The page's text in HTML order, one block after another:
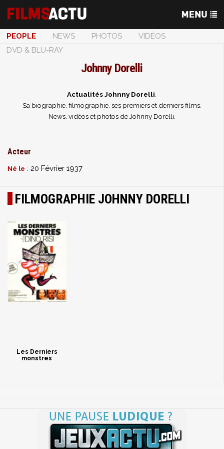
PEOPLE NEWS PHOTOS
VIDÉOS
DVD & BLU-RAY
Johnny Dorelli
Actualités Johnny Dorelli
Sa biographie, filmographie, ses premiers et derniers films.
News, vidéos et photos de Johnny Dorelli.
Acteur
Né le : 20 Février 1937
FILMOGRAPHIE JOHNNY DORELLI
Les Derniers
monstres